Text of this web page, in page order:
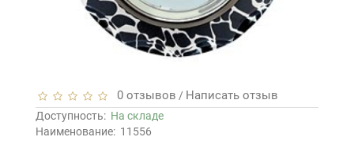
0 отзывов / Написать отзыв
Доступность: На складе
Наименование: 11556